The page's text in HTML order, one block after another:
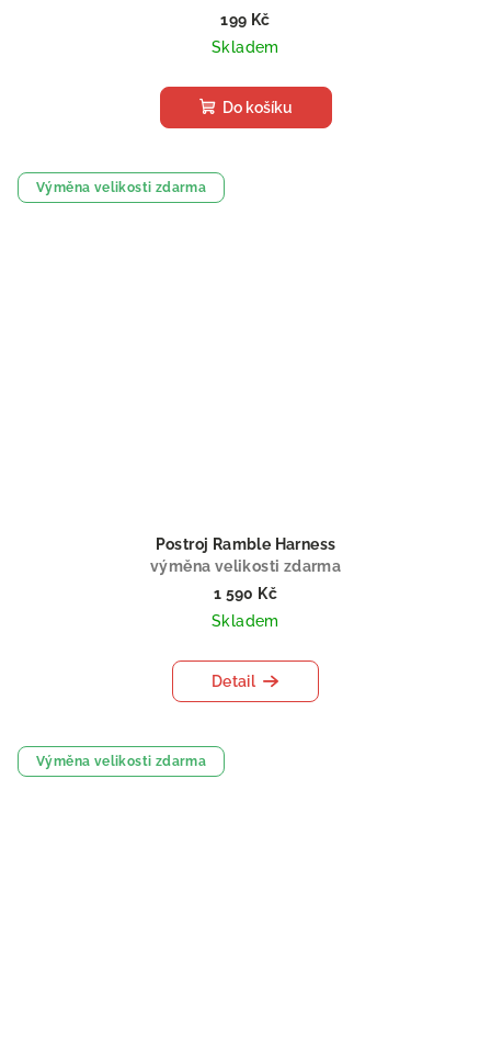
199 Kč
Skladem
Do košíku
Výměna velikosti zdarma
Postroj Ramble Harness
výměna velikosti zdarma
1 590 Kč
Skladem
Detail
Výměna velikosti zdarma